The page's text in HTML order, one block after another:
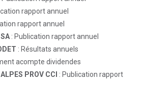
rapport annuel
rapport annuel
: Publication rapport annuel
: Résultats annuels
acompte dividendes
PROV CCI : Publication rapport